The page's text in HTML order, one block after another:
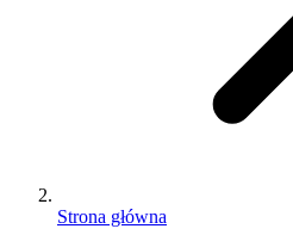
Strona główna